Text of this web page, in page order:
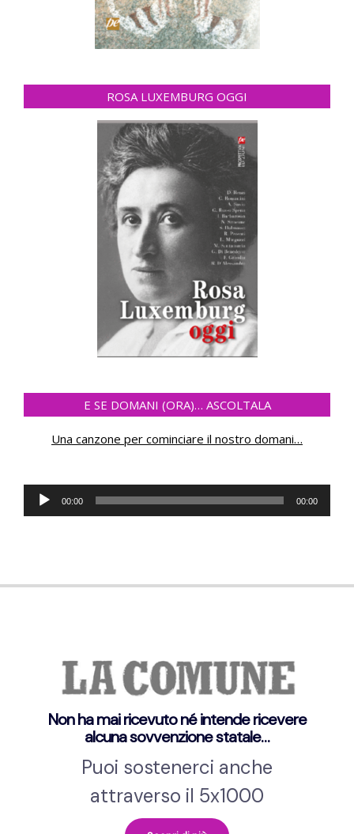
ROSA LUXEMBURG OGGI
E SE DOMANI (ORA)… ASCOLTALA
Una canzone per cominciare il nostro domani…
Audio-
Player
00:00 00:00
Non ha mai ricevuto né intende ricevere
alcuna sovvenzione statale…
Puoi sostenerci anche
attraverso il 5x1000